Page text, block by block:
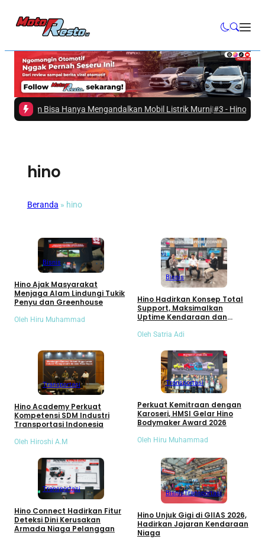
Bisa Hanya Mengandalkan Mobil Listrik Murni|#3 -Hino Ajak
hino
Beranda » hino
Bisnis
Hino Ajak Masyarakat
Menjaga Alam Lindungi Tukik
Penyu dan Greenhouse
Oleh Hiru Muhammad
Bisnis
Hino Hadirkan Konsep Total
Support, Maksimalkan
Uptime Kendaraan dan
Pelanggan
Oleh Satria Adi
Transportasi
Hino Academy Perkuat
Kompetensi SDM Industri
Transportasi Indonesia
Oleh Hiroshi A.M
Transportasi
Perkuat Kemitraan dengan
Karoseri, HMSI Gelar Hino
Bodymaker Award 2026
Oleh Hiru Muhammad
Transportasi
Hino Connect Hadirkan Fitur
Deteksi Dini Kerusakan
Armada Niaga Pelanggan
BisnisTransportasi
Hino Unjuk Gigi di GIIAS 2026,
Hadirkan Jajaran Kendaraan
Niaga